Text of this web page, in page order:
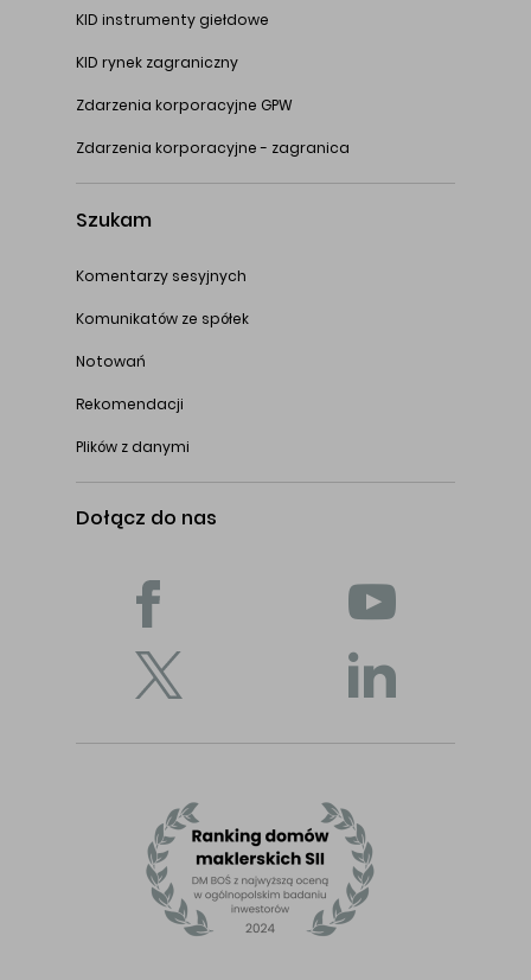
KID instrumenty giełdowe
KID rynek zagraniczny
Zdarzenia korporacyjne GPW
Zdarzenia korporacyjne - zagranica
Szukam
Komentarzy sesyjnych
Komunikatów ze spółek
Notowań
Rekomendacji
Plików z danymi
Dołącz do nas